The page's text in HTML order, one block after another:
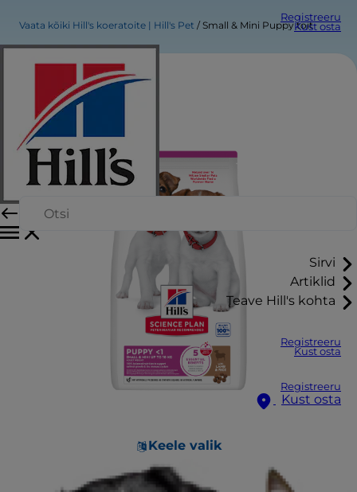
Registreeru
Kust osta
Sirvi
Artiklid
Teave Hill's kohta
Registreeru
Kust osta
Registreeru
Kust osta
Keele valik
Vaata kõiki Hill's koeratoite | Hill's Pet Small & Mini Puppy toit